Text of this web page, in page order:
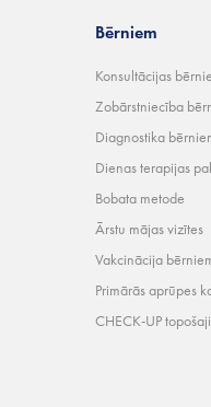
Bērniem
Konsultācijas
Zobārstniecība
Diagnostika
Dienas terapijas
Bobata metode
Ārstu mājas vizītes
Vakcinācija
Primārās aprūpes
CHECK-UP